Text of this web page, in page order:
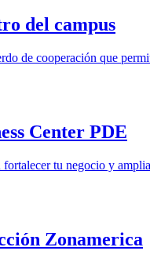
del campus
de cooperación que
Center PDE
fortalecer tu negocio y
Zonamerica